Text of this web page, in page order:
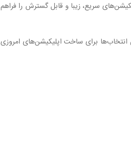
سریع، زیبا و قابل گسترش را فراهم
انتخاب‌ها برای ساخت اپلیکیشن‌های امروزی